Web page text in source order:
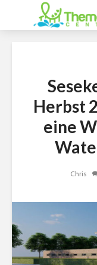
Herbst
eine
Chris